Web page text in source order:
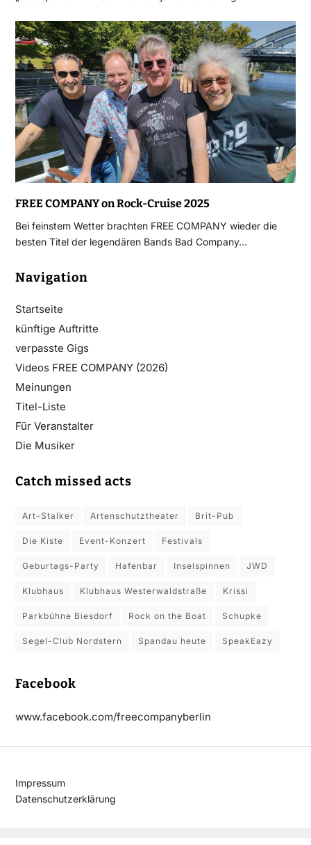
FREE COMPANY on Rock-Cruise 2025
Bei feinstem Wetter brachten FREE COMPANY wieder die
besten Titel der legendären Bands Bad Company…
Navigation
Startseite
künftige Auftritte
verpasste Gigs
Videos FREE COMPANY (2026)
Meinungen
Titel-Liste
Für Veranstalter
Die Musiker
Catch missed acts
Art-Stalker Artenschutztheater Brit-Pub
Die Kiste Event-Konzert Festivals
Geburtags-Party Hafenbar Inselspinnen JWD
Klubhaus Klubhaus Westerwaldstraße Krissi
Parkbühne Biesdorf Rock on the Boat Schupke
Segel-Club Nordstern Spandau heute SpeakEazy
Facebook
www.facebook.com/freecompanyberlin
Impressum
Datenschutzerklärung